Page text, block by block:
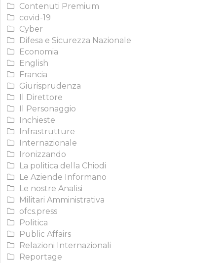
Contenuti Premium
covid-19
Cyber
Difesa e Sicurezza Nazionale
Economia
English
Francia
Giurisprudenza
Il Direttore
Il Personaggio
Inchieste
Infrastrutture
Internazionale
Ironizzando
La politica della Chiodi
Le Aziende Informano
Le nostre Analisi
Militari Amministrativa
ofcs.press
Politica
Public Affairs
Relazioni Internazionali
Reportage